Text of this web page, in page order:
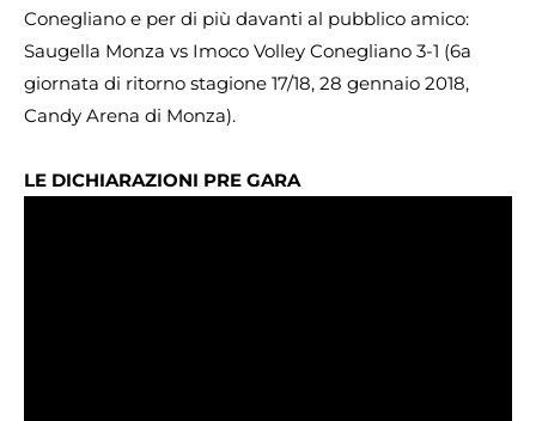
Conegliano e per di più davanti al pubblico amico:
Saugella Monza vs Imoco Volley Conegliano 3-1 (6a
giornata di ritorno stagione 17/18, 28 gennaio 2018,
Candy Arena di Monza).
LE DICHIARAZIONI PRE GARA